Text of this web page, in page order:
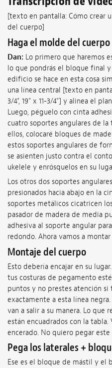
[texto en pantalla: Cómo crear
del cuerpo]
Haga el molde del cuerpo
Dan: Lo primero que haremos
lo que pondrás el bloque final
edificio se hace en esta cosa
una línea central [texto en
3/4", 19" x 11-3/4"] y alinea el
Luego, péguelo con cinta
cuatro soportes angulares de
ellos, colocaré bloques de
estos soportes angulares de
se asienten justo contra el
ukelele y enrósquelos en su
Los otros dos soportes
presionados hacia abajo en la
soportes metálicos cicatricen
pasador de madera de media
adhesiva al soporte angular
redondo. Ahora vamos a
Montaje del cuerpo
Esto debería encajar en su
tus costuras de pegamento
puntos y no prestes atención si
exactamente a esta línea
van a salir a su manera. Lo que
están encuadrados con la
encerado. No quiero pegar
Pega los laterales +
Ese es el bloque de mástil y el